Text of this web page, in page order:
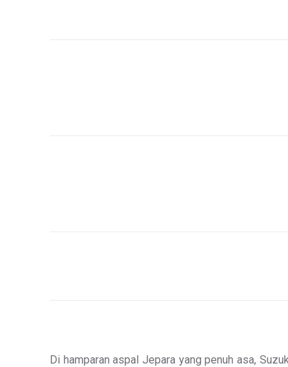
Di hamparan aspal Jepara yang penuh asa,